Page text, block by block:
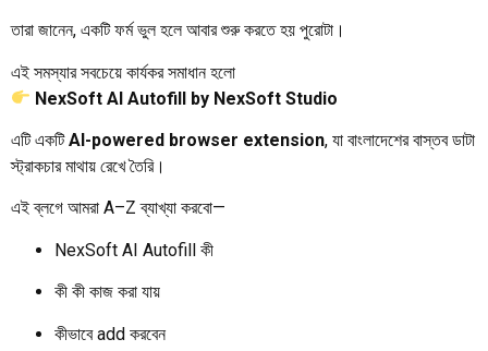
তারা জানেন, একটি ফর্ম ভুল হলে আবার শুরু করতে হয় পুরোটা।
এই সমস্যার সবচেয়ে কার্যকর সমাধান হলো
NexSoft AI Autofill by NexSoft Studio
এটি একটিAI-powered browser extension, যা বাংলাদেশের বাস্তব ডাটা
স্ট্রাকচার মাথায় রেখে তৈরি।
এই ব্লগে আমরা A–Z ব্যাখ্যা করবো—
NexSoft AI Autofill কী
কী কী কাজ করা যায়
কীভাবে add করবেন